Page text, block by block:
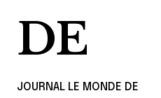
DE
JOURNAL LE MONDE DE